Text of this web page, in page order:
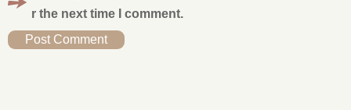
r the next time I comment.